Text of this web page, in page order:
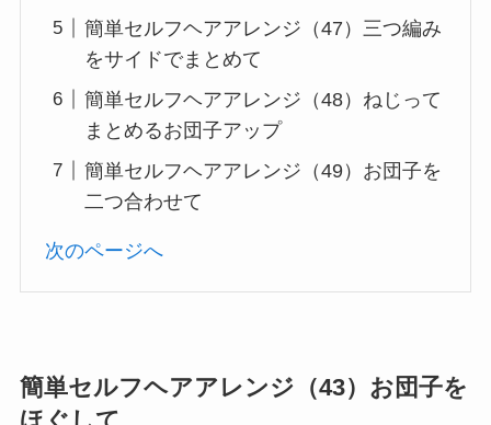
簡単セルフヘアアレンジ（47）三つ編み
をサイドでまとめて
簡単セルフヘアアレンジ（48）ねじって
まとめるお団子アップ
簡単セルフヘアアレンジ（49）お団子を
二つ合わせて
次のページへ
簡単セルフヘアアレンジ（43）お団子を